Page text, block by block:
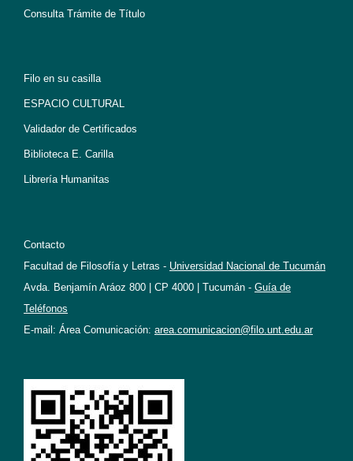
Consulta Trámite de Título
Filo en su casilla
ESPACIO CULTURAL
Validador de Certificados
Biblioteca E. Carilla
Librería Humanitas
Contacto
Facultad de Filosofía y Letras - Universidad Nacional de Tucumán
Avda. Benjamín Aráoz 800 | CP 4000 | Tucumán - Guía de
Teléfonos
E-mail: Área Comunicación: area.comunicacion@filo.unt.edu.ar